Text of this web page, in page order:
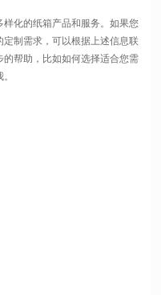
化的纸箱产品和服务。如果您
制需求，可以根据上述信息联
帮助，比如如何选择适合您需